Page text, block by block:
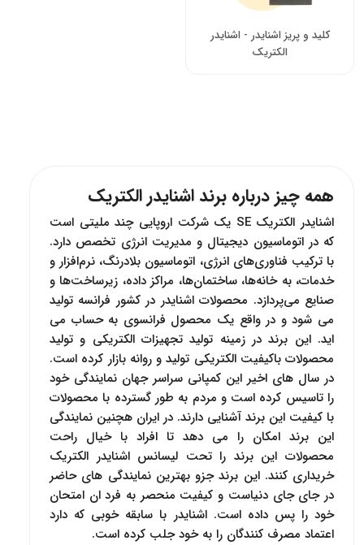
کلید و پریز اشنایدر - اشنایدر
الکتریک
همه چیز درباره برند اشنایدر الکتریک
اشنایدر الکتریک SE یک شرکت اروپایی چند ملیتی است
که در اتوماسیون دیجیتال و مدیریت انرژی تخصص دارد.
با ترکیب فناوری‌های انرژی، اتوماسیون بلادرنگ، نرم‌افزار و
خدمات، به خانه‌ها، ساختمان‌ها، مراکز داده، زیرساخت‌ها و
صنایع می‌پردازد. محصولات اشنایدر در کشور فرانسه تولید
می شود و در واقع یک محصول فرانسوی به حساب می
اید. این برند در زمینه تولید تجهیزات الکتریکی و تولید
محصولات باکیفیت الکتریکی تولید و روانه بازار کرده است.
در سال های اخیر این کمپانی سراسر جهان نمایندگی خود
را تاسیس کرده است و مردم به طور گسترده با محصولات
با کیفیت این برند آشنایی دارند. در ایران هچنین نمایندگی
این برند امکان را می دهد تا افراد با خیال راحت
محصولات این برند را تحت لیسانس اشنایدر الکتریک
خریداری کنند. این برند جزو بهترین نمایندگی های حاضر
در جای جای دنیاست و کیفیت منحصر به فرد ان امتحان
خود را پس داده است. اشنایدر با سابقه خوبی که دارد
اعتماد مصرف کنندگان را به خود جلب کرده است.